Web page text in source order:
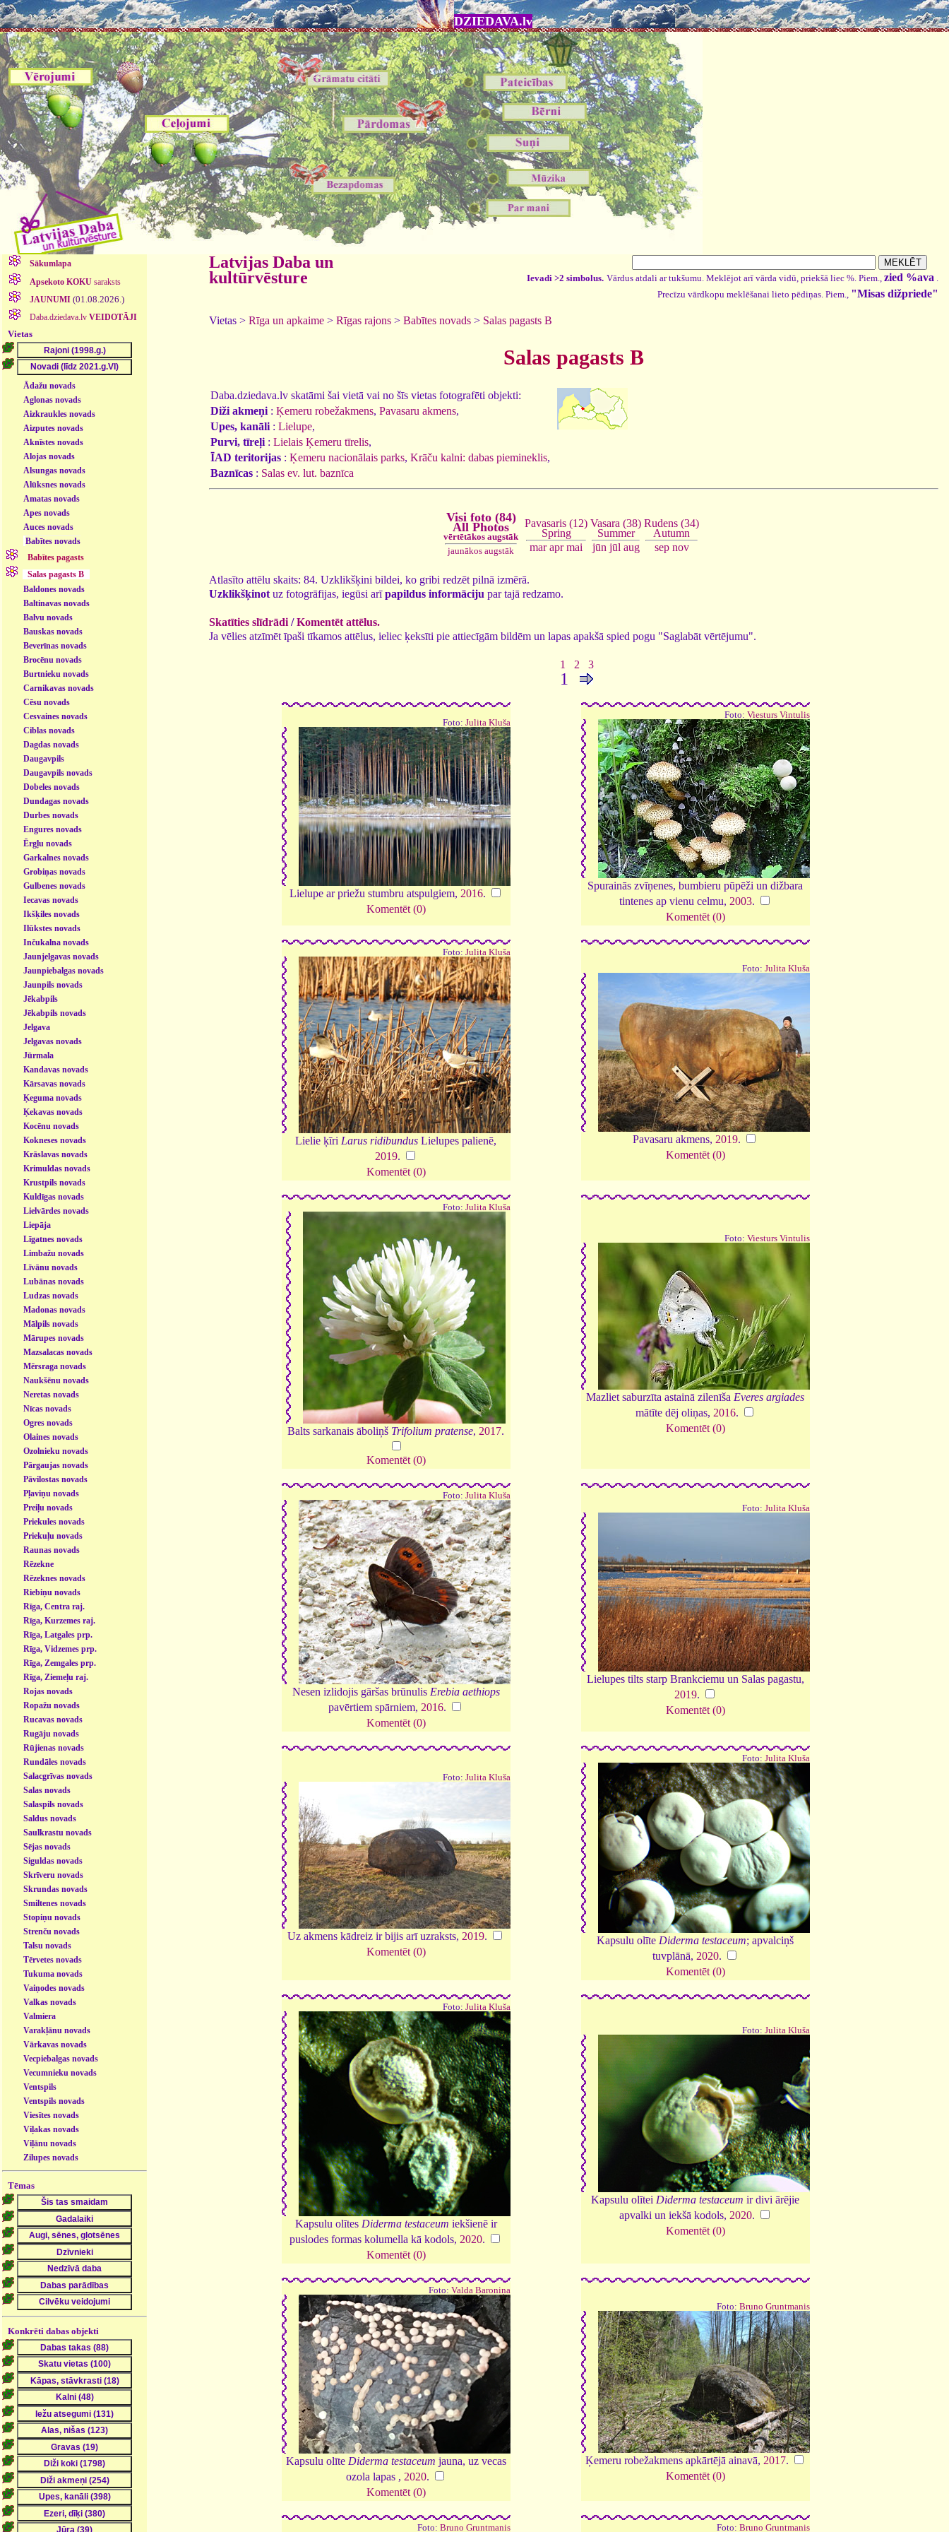
DZIEDAVA.lv
Sākumlapa
Apsekoto KOKUsaraksts
JAUNUMI (01.08.2026.)
Daba.dziedava.lv VEIDOTĀJI
Vietas
Ādažu novads
Aglonas novads
Aizkraukles novads
Aizputes novads
Aknīstes novads
Alojas novads
Alsungas novads
Alūksnes novads
Amatas novads
Apes novads
Auces novads
Babītes novads
Babītes pagasts
Salas pagasts B
Baldones novads
Baltinavas novads
Balvu novads
Bauskas novads
Beverīnas novads
Brocēnu novads
Burtnieku novads
Carnikavas novads
Cēsu novads
Cesvaines novads
Ciblas novads
Dagdas novads
Daugavpils
Daugavpils novads
Dobeles novads
Dundagas novads
Durbes novads
Engures novads
Ērgļu novads
Garkalnes novads
Grobiņas novads
Gulbenes novads
Iecavas novads
Ikšķiles novads
Ilūkstes novads
Inčukalna novads
Jaunjelgavas novads
Jaunpiebalgas novads
Jaunpils novads
Jēkabpils
Jēkabpils novads
Jelgava
Jelgavas novads
Jūrmala
Kandavas novads
Kārsavas novads
Ķeguma novads
Ķekavas novads
Kocēnu novads
Kokneses novads
Krāslavas novads
Krimuldas novads
Krustpils novads
Kuldīgas novads
Lielvārdes novads
Liepāja
Līgatnes novads
Limbažu novads
Līvānu novads
Lubānas novads
Ludzas novads
Madonas novads
Mālpils novads
Mārupes novads
Mazsalacas novads
Mērsraga novads
Naukšēnu novads
Neretas novads
Nīcas novads
Ogres novads
Olaines novads
Ozolnieku novads
Pārgaujas novads
Pāvilostas novads
Pļaviņu novads
Preiļu novads
Priekules novads
Priekuļu novads
Raunas novads
Rēzekne
Rēzeknes novads
Riebiņu novads
Rīga, Centra raj.
Rīga, Kurzemes raj.
Rīga, Latgales prp.
Rīga, Vidzemes prp.
Rīga, Zemgales prp.
Rīga, Ziemeļu raj.
Rojas novads
Ropažu novads
Rucavas novads
Rugāju novads
Rūjienas novads
Rundāles novads
Salacgrīvas novads
Salas novads
Salaspils novads
Saldus novads
Saulkrastu novads
Sējas novads
Siguldas novads
Skrīveru novads
Skrundas novads
Smiltenes novads
Stopiņu novads
Strenču novads
Talsu novads
Tērvetes novads
Tukuma novads
Vaiņodes novads
Valkas novads
Valmiera
Varakļānu novads
Vārkavas novads
Vecpiebalgas novads
Vecumnieku novads
Ventspils
Ventspils novads
Viesītes novads
Viļakas novads
Viļānu novads
Zilupes novads
Tēmas
Konkrēti dabas objekti
Latvijas Daba un
kultūrvēsture
Ievadi >2 simbolus. Vārdus atdali ar tukšumu. Meklējot arī vārda vidū, priekšā liec %. Piem., zied %ava .
Precīzu vārdkopu meklēšanai lieto pēdiņas. Piem., "Misas dižpriede"
Vietas > Rīga un apkaime > Rīgas rajons > Babītes novads > Salas pagasts B
Salas pagasts B
Daba.dziedava.lv skatāmi šai vietā vai no šīs vietas fotografēti objekti:
Diži akmeņi : Ķemeru robežakmens, Pavasaru akmens,
Upes, kanāli : Lielupe,
Purvi, tīreļi : Lielais Ķemeru tīrelis,
ĪAD teritorijas : Ķemeru nacionālais parks, Krāču kalni: dabas piemineklis,
Baznīcas : Salas ev. lut. baznīca
Visi foto (84)
All Photos
vērtētākos augstāk
jaunākos augstāk
Pavasaris (12)
Spring
mar apr mai
Vasara (38)
Summer
jūn jūl aug
Rudens (34)
Autumn
sep nov
Atlasīto attēlu skaits: 84. Uzklikšķini bildei, ko gribi redzēt pilnā izmērā.
Uzklikšķinot uz fotogrāfijas, iegūsi arīpapildus informāciju par tajā redzamo.
Skatīties slīdrādi /Komentēt attēlus.
Ja vēlies atzīmēt īpaši tīkamos attēlus, ieliec ķeksīti pie attiecīgām bildēm un lapas apakšā spied pogu "Saglabāt vērtējumu".
1 2 3
1
Foto: Julita Kluša
Lielupe ar priežu stumbru atspulgiem, 2016.
Komentēt (0)
Foto: Viesturs Vintulis
Spurainās zvīņenes, bumbieru pūpēži un dižbara
tintenes ap vienu celmu, 2003.
Komentēt (0)
Foto: Julita Kluša
Lielie ķīri Larus ridibundus Lielupes palienē,
2019.
Komentēt (0)
Foto: Julita Kluša
Pavasaru akmens, 2019.
Komentēt (0)
Foto: Julita Kluša
Balts sarkanais āboliņš Trifolium pratense, 2017.
Komentēt (0)
Foto: Viesturs Vintulis
Mazliet saburzīta astainā zilenīša Everes argiades
mātīte dēj oliņas, 2016.
Komentēt (0)
Foto: Julita Kluša
Nesen izlidojis gāršas brūnulis Erebia aethiops
pavērtiem spārniem, 2016.
Komentēt (0)
Foto: Julita Kluša
Lielupes tilts starp Brankciemu un Salas pagastu,
2019.
Komentēt (0)
Foto: Julita Kluša
Uz akmens kādreiz ir bijis arī uzraksts, 2019.
Komentēt (0)
Foto: Julita Kluša
Kapsulu olīte Diderma testaceum; apvalciņš
tuvplānā, 2020.
Komentēt (0)
Foto: Julita Kluša
Kapsulu olītes Diderma testaceum iekšienē ir
puslodes formas kolumella kā kodols, 2020.
Komentēt (0)
Foto: Julita Kluša
Kapsulu olītei Diderma testaceum ir divi ārējie
apvalki un iekšā kodols, 2020.
Komentēt (0)
Foto: Valda Baroniņa
Kapsulu olīte Diderma testaceum jauna, uz vecas
ozola lapas , 2020.
Komentēt (0)
Foto: Bruno Gruntmanis
Ķemeru robežakmens apkārtējā ainavā, 2017.
Komentēt (0)
Foto: Bruno Gruntmanis Foto: Bruno Gruntmanis